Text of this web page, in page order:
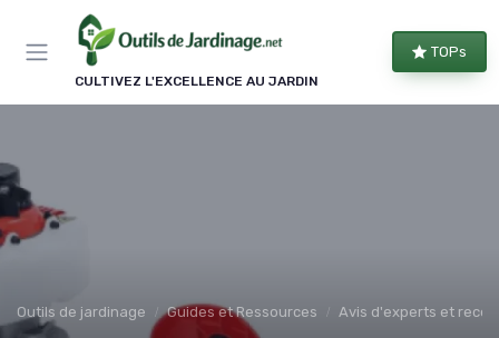
CULTIVEZ L'EXCELLENCE AU JARDIN
TOPs
Outils de jardinage Guides et Ressources Avis d'experts et
Panneau de gestion des cookies